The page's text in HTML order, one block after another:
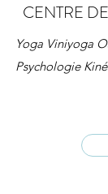
CENTRE
Yoga Viniyoga
Psychologie